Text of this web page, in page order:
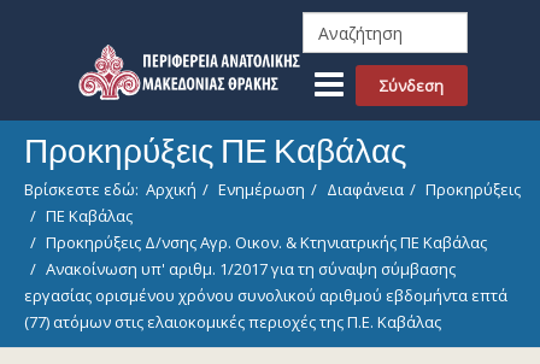
Σύνδεση
Προκηρύξεις ΠΕ Καβάλας
Βρίσκεστε εδώ: Αρχική Ενημέρωση Διαφάνεια
Προκηρύξεις
ΠΕ Καβάλας
Προκηρύξεις Δ/νσης Αγρ. Οικον. & Κτηνιατρικής ΠΕ Καβάλας
Ανακοίνωση υπ' αριθμ. 1/2017 για τη σύναψη σύμβασης
εργασίας ορισμένου χρόνου συνολικού αριθμού εβδομήντα επτά
(77) ατόμων στις ελαιοκομικές περιοχές της Π.Ε. Καβάλας